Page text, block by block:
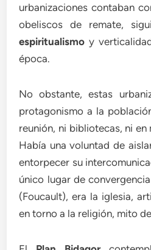
urbanizaciones contaban
obeliscos de remate,
espiritualismo y
época.
No obstante, estas
protagonismo a la
reunión, ni bibliotecas, ni en
Había una voluntad de
entorpecer su
único lugar de
(Foucault), era la iglesia,
en torno a la religión, mito